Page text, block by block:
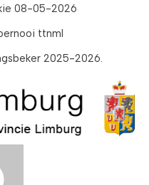
08-05-2026
ttnml
2025-2026.